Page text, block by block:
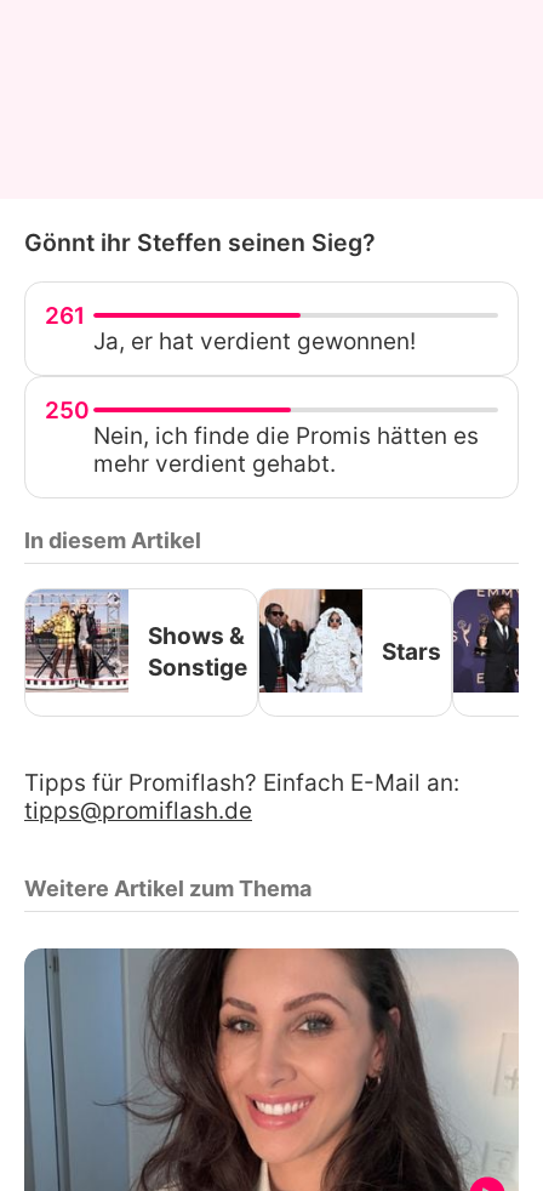
Gönnt ihr Steffen seinen Sieg?
261
Ja, er hat verdient gewonnen!
250
Nein, ich finde die Promis hätten es
mehr verdient gehabt.
In diesem Artikel
Shows &
Sonstige
Stars
Tipps für Promiflash? Einfach E-Mail an:
tipps@promiflash.de
Weitere Artikel zum Thema